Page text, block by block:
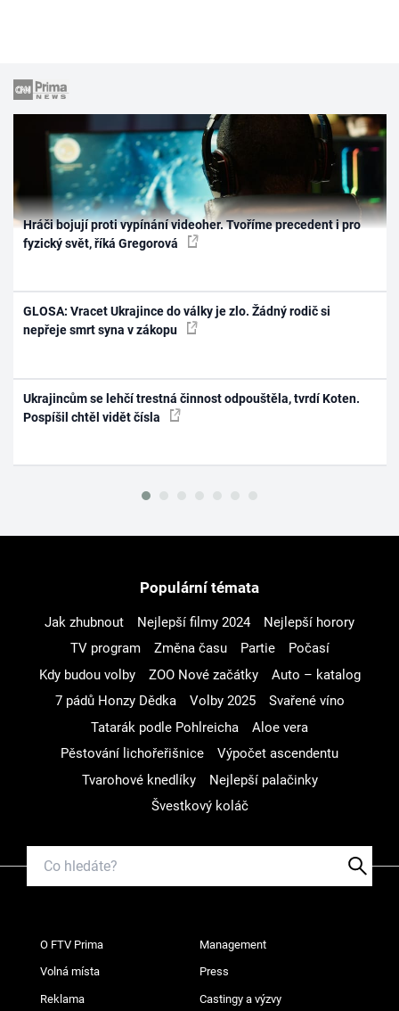
Hráči bojují proti vypínání videoher. Tvoříme precedent i pro
fyzický svět, říká Gregorová
GLOSA: Vracet Ukrajince do války je zlo. Žádný rodič si
nepřeje smrt syna v zákopu
Ukrajincům se lehčí trestná činnost odpouštěla, tvrdí Koten.
Pospíšil chtěl vidět čísla
Populární témata
Jak zhubnout Nejlepší filmy 2024
Nejlepší horory
TV program
Změna času Partie
Počasí
Kdy budou volby
ZOO Nové začátky
Auto – katalog
7 pádů Honzy Dědka
Volby 2025
Svařené víno
Tatarák podle Pohlreicha
Aloe vera
Pěstování lichořeřišnice
Výpočet ascendentu
Tvarohové knedlíky
Nejlepší palačinky
Švestkový koláč
O FTV Prima Management
Volná místa Press
Reklama Castingy a výzvy